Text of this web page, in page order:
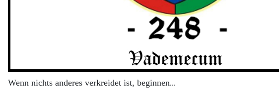
Wenn nichts anderes verkreidet ist, beginnen...